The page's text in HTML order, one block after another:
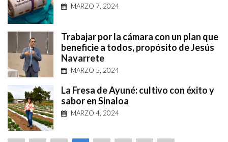
MARZO 7, 2024
Trabajar por la cámara con un plan que
beneficie a todos, propósito de Jesús
Navarrete
MARZO 5, 2024
La Fresa de Ayuné: cultivo con éxito y
sabor en Sinaloa
MARZO 4, 2024